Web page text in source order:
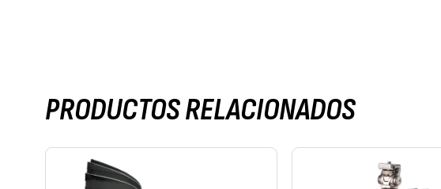
PRODUCTOS RELACIONADOS